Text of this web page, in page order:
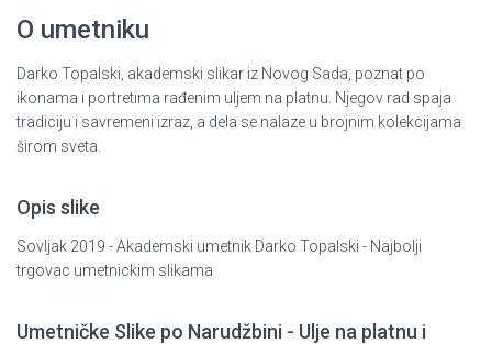
O umetniku
Darko Topalski, akademski slikar iz Novog Sada, poznat po
ikonama i portretima rađenim uljem na platnu. Njegov rad spaja
tradiciju i savremeni izraz, a dela se nalaze u brojnim kolekcijama
širom sveta.
Opis slike
Sovljak 2019 - Akademski umetnik Darko Topalski - Najbolji
trgovac umetnickim slikama
Umetničke Slike po Narudžbini - Ulje na platnu i